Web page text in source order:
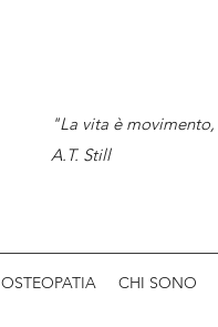
"La vita è
A.T. Still
OSTEOPATIA CHI SONO